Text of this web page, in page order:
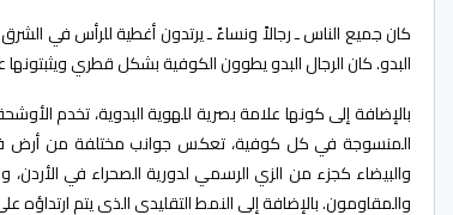
كان جميع الناس ـ رجالاً ونساءً ـ يرتدون أغطية للرأس في
البدو. كان الرجال البدو يطوون الكوفية بشكل قطري
بالإضافة إلى كونها علامة بصرية للهوية البدوية، تخدم
المنسوجة في كل كوفية، تعكس جوانب مختلفة من أرض
والبيضاء كجزء من الزي الرسمي لدورية الصحراء في
والمقاومون. بالإضافة إلى النمط التقليدي الذي يتم